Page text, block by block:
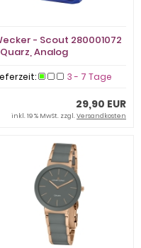
- Scout 280001072
Analog
3 - 7 Tage
29,90 EUR
inkl. 19 % MwSt. zzgl.Versandkosten